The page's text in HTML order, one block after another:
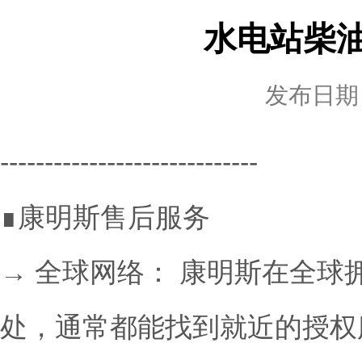
水电站柴
发布日
-----------------------------
∎康明斯售后服务
→ 全球网络： 康明斯在全球
处，通常都能找到就近的授